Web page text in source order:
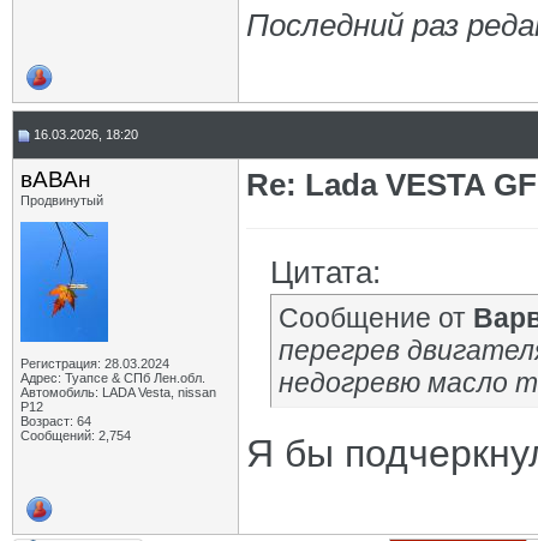
Последний раз
16.03.2026, 18:20
вАВАн
Продвинутый
Регистрация: 28.03.2024
Адрес: Туапсе & СПб Лен.обл.
Автомобиль: LADA Vesta, nissan
P12
Возраст: 64
Сообщений: 2,754
Re: Lada VESTA
Цитата:
Сообщение от
перегрев
недогревю масло
Я бы